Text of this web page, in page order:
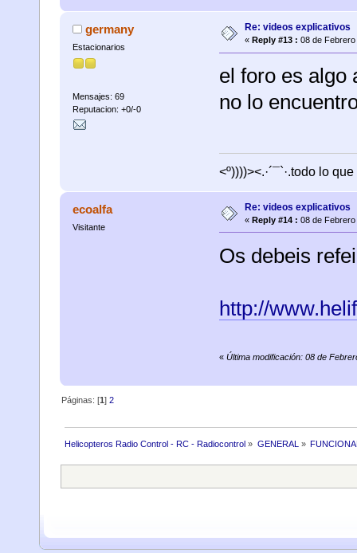
germany
Estacionarios
Mensajes: 69
Reputacion: +0/-0
Re: videos explicativos
« Reply #13 : 08 de
el foro es algo
no lo
<º))))><.·´¯`·.todo lo
ecoalfa
Visitante
Re: videos explicativos
« Reply #14 : 08 de
Os debeis
http://
« Última modificación: 08 de
Páginas: [1]2
Helicopteros Radio Control - RC - Radiocontrol » GENERAL »